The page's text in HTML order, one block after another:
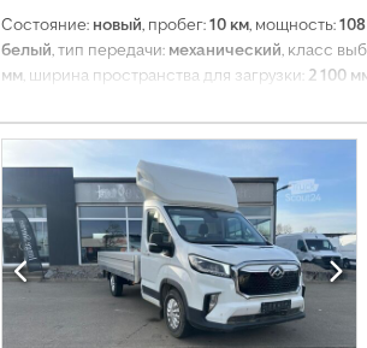
Состояние: новый, пробег:10 км, мощность:
белый , тип передачи: механический , класс
мм , ширина пространства для загрузки: 2 100
центральный замок, электронная программа